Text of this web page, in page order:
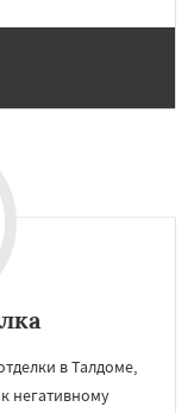
в Талдоме,
негативному